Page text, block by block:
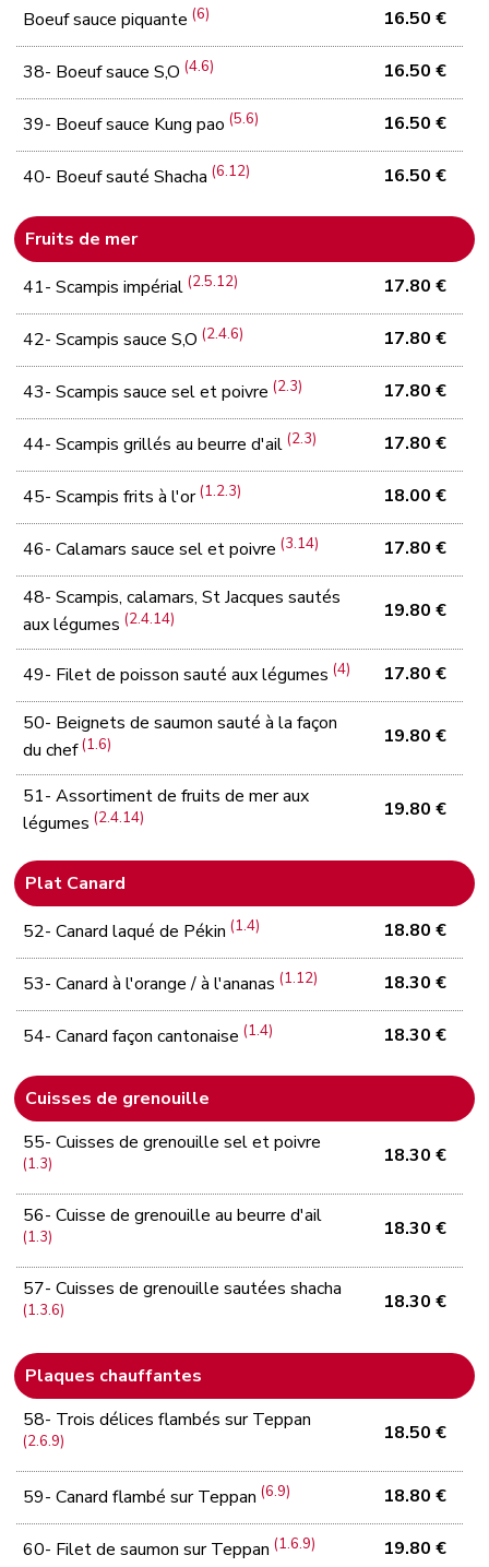
Boeuf sauce piquante(6) 16.50 €
38- Boeuf sauce S,O(4.6) 16.50 €
39- Boeuf sauce Kung pao(5.6) 16.50 €
40- Boeuf sauté Shacha(6.12) 16.50 €
Fruits de mer
41- Scampis impérial(2.5.12) 17.80 €
42- Scampis sauce S,O(2.4.6) 17.80 €
43- Scampis sauce sel et poivre(2.3) 17.80 €
44- Scampis grillés au beurre d'ail(2.3) 17.80 €
45- Scampis frits à l'or(1.2.3) 18.00 €
46- Calamars sauce sel et poivre(3.14) 17.80 €
48- Scampis, calamars, St Jacques sautés
aux légumes(2.4.14) 19.80 €
49- Filet de poisson sauté aux légumes(4) 17.80 €
50- Beignets de saumon sauté à la façon
du chef(1.6) 19.80 €
51- Assortiment de fruits de mer aux
légumes(2.4.14) 19.80 €
Plat Canard
52- Canard laqué de Pékin(1.4) 18.80 €
53- Canard à l'orange / à l'ananas(1.12) 18.30 €
54- Canard façon cantonaise(1.4) 18.30 €
Cuisses de grenouille
55- Cuisses de grenouille sel et poivre
(1.3) 18.30 €
56- Cuisse de grenouille au beurre d'ail
(1.3) 18.30 €
57- Cuisses de grenouille sautées shacha
(1.3.6) 18.30 €
Plaques chauffantes
58- Trois délices flambés sur Teppan
(2.6.9) 18.50 €
59- Canard flambé sur Teppan(6.9) 18.80 €
60- Filet de saumon sur Teppan(1.6.9) 19.80 €